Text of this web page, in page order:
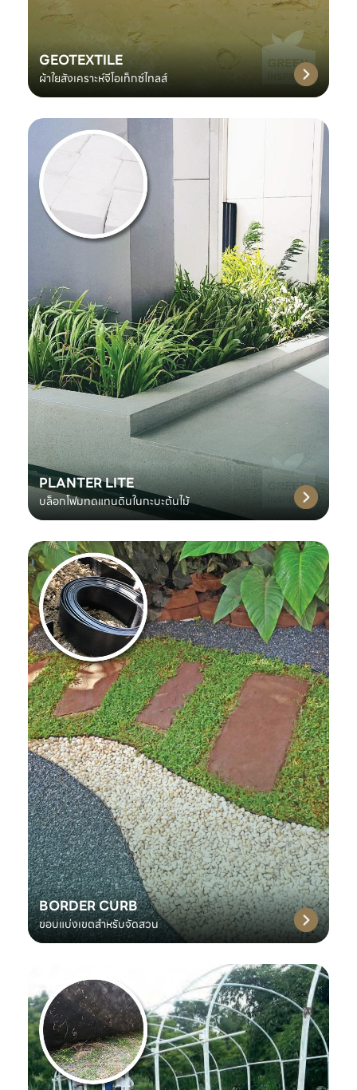
GEOTEXTILE
ผ้าใยสังเคราะห์จีโอเท็กซ์ไทลส์
PLANTER LITE
บล็อกโฟมทดแทนดินในกะบะต้นไม้
BORDER CURB
ขอบแบ่งเขตสำหรับจัดสวน